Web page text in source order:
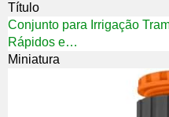
Título
Conjunto para Irrigação
Rápidos e…
Miniatura